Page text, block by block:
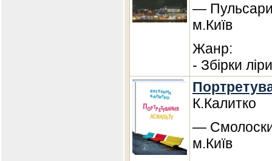
—
м.Київ
Жанр:
- Збірки
К.Калитко
—
м.Київ